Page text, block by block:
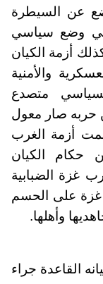
عن السيطرة
وضع سياسي
أزمة الكيان
والأمنية
متصدع
صار معول
أزمة الغرب
حكام الكيان
غزة الضبابية
غزة على الحسم
وأهلها.
القاعدة جراء